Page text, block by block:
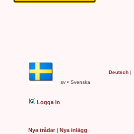
sv • Svenska
Deutsch |
Logga in
Nya trådar | Nya inlägg